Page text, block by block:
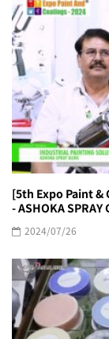
[5th Expo Paint
- ASHOKA SPRAY
2024/07/26